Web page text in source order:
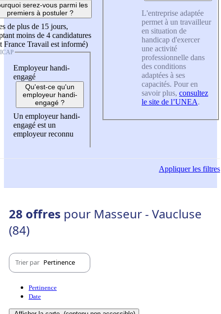
serez-vous parmi les
premiers à postuler ?
de plus de 15 jours,
moins de 4 candidatures
France Travail est informé)
Employeur handi-
engagé
Qu'est-ce qu'un
employeur handi-
engagé ?
Un employeur handi-
engagé est un
employeur reconnu
L'entreprise adaptée
permet à un travailleur
en situation de
handicap d'exercer
une activité
professionnelle dans
des conditions
adaptées à ses
capacités. Pour en
savoir plus, consultez
le site de l’UNEA.
Appliquerles filtres
28 offres pour Masseur - Vaucluse
(84)
Trier par Pertinence
Pertinence
Date